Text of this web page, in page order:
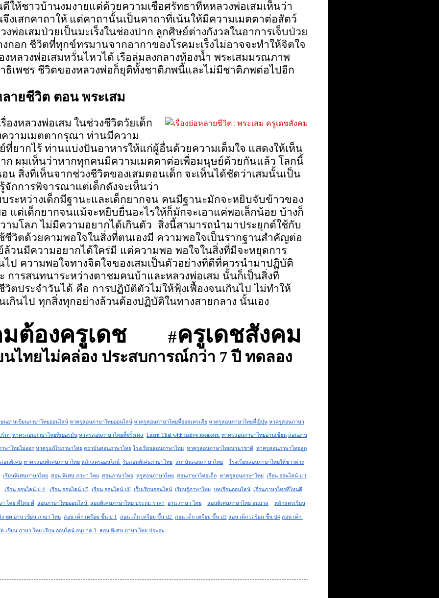
ให้ชาวบ้านงมงายแต่ด้วยความเชื่อศรัทธาที่หหลวงพ่อเสมเห็นว่า
งเสกคาถาให้ แต่คาถานั้นเป็นคาถาที่เน้นให้มีความเมตตาต่อสัตว์
พ่อเสมป่วยเป็นมะเร็งในช่องปาก ลูกศิษย์ต่างกังวลในอาการเจ็บป่วย
กอก ชีวิตที่ทุกข์ทรมานจากอากาของโรคมะเร็งไม่อาจจะทำให้จิตใจ
หลวงพ่อเสมหวั่นไหวได้ เรือล่มลงกลางท้องน้ำ พระเสมมรณภาพ
ธิเพชร ชีวิตของหลวงพ่อก็ยุติทั้งชาติภพนี้และไม่มีชาติภพต่อไปอีก
ายชีวิต ตอน พระเสม
องหลวงพ่อเสม ในช่วงชีวิตวัยเด็ก
วามเมตตากรุณา ท่านมีความ
ที่ยากไร้ ท่านแบ่งปันอาหารให้แก่ผู้อื่นด้วยความเต็มใจ แสดงให้เห็น
าก ผมเห็นว่าหากทุกคนมีความเมตตาต่อเพื่อมนุษย์ด้วยกันแล้ว โลกนี้
น สิ่งที่เห็นจากช่วงชีวิตของเสมตอนเด็ก จะเห็นได้ชัดว่าเสมนั้นเป็น
กการพิจารณาแต่เด็กดังจะเห็นว่า
ระหว่างเด็กมีฐานะและเด็กยากจน คนมีฐานะมักจะหยิบจับข้าวของ
แต่เด็กยากจนแม้จะหยิบยื่นอะไรให้ก็มักจะเอาแค่พอเล็กน้อย บ้างก็
ามโลภ ไม่มีความอยากได้เกินตัว สิ่งนี้สามารถนำมาประยุกต์ใช้กับ
ชีวิตด้วยคามพอใจในสิ่งที่ตนเองมี ความพอใจเป็นรากฐานสำคัญต่อ
วนมีความอยากได้ใคร่มี แต่ความพอ พอใจในสิ่งที่มีจะหยุดการ
ไป ความพอใจทางจิตใจของเสมเป็นตัวอย่างที่ดีที่ควรนำมาปฏิบัติ
การสนทนาระหว่างตาชมคนบ้าและหลวงพ่อเสม นั้นก็เป็นสิ่งที่
วิตประจำวันได้ คือ การปฏิบัติตัวไม่ให้ฟุ้งเฟื้องจนเกินไป ไม่ทำให้
กินไป ทุกสิ่งทุกอย่างล้วนต้องปฏิบัติในทางสายกลาง นั้นเอง
มต้องครูเดช #ครูเดชสังคม
ไทยไม่คล่อง ประสบการณ์กว่า 7 ปี ทดลอง
ยนอ่านเขียนภาษาไทยออนไลน์ หาครูสอนภาษาไทยออนไลน์ หาครูสอนภาษาไทยที่ออสเตรเลีย หาครูสอนภาษาไทยที่ญี่ปุ่น หาครูสอนภาษา
ริกา หาครูสอนภาษาไทยที่เยอรมัน หาครูสอนภาษาไทยที่ฝรั่งเศส Learn Thai with native speakers. หาครูสอนภาษาไทยอ่านเขียน สอนอ่าน
ษาไทยไม่ออก หาครูแก้ไขภาษาไทย สถาบันสอนภาษาไทย โรงเรียนสอนภาษาไทย หาครูสอนภาษาไทยนานาชาติ หาครูสอนภาษาไทยลูก
อนพิเศษ หาครูสอนพิเศษภาษาไทย หลักสูตรออนไลน์ รับสอนพิเศษภาษาไทย สถาบันสอนภาษาไทย โรงเรียนสอนภาษาไทยให้ชาวต่าง
เรียนพิเศษภาษาไทย สอน พิเศษ ภาษา ไทย สอนภาษาไทย ครูสอนภาษาไทย สอนภาษาไทยเด็ก หาครูสอนภาษาไทย เรียน ออนไลน์ ป 1
เรียน ออนไลน์ ป 4 เรียน ออนไลน์ ป5 เรียน ออนไลน์ ป6 เว็บเรียนออนไลน์ เรียนรู้ภาษาไทย บทเรียนออนไลน์ เรียนภาษาไทยที่ไหนดี
า ไทย ที่ไหน ดี สอนภาษาไทยออนไลน์ สอนพิเศษภาษาไทย ประถม ราคา อ่าน ภาษา ไทย สอนพิเศษภาษาไทย อนุบาล หลักสูตรเรียน
พูด อ่าน เขียน ภาษา ไทย สอน เด็ก เตรียม ขึ้น ป 1 สอน เด็ก เตรียม ขึ้น ป2 สอน เด็ก เตรียม ขึ้น ป3 สอน เด็ก เตรียม ขึ้น ป4 สอน เด็ก
เขียน ภาษา ไทย เรียน ออนไลน์ อนุบาล 3  สอน พิเศษ ภาษา ไทย ประถม